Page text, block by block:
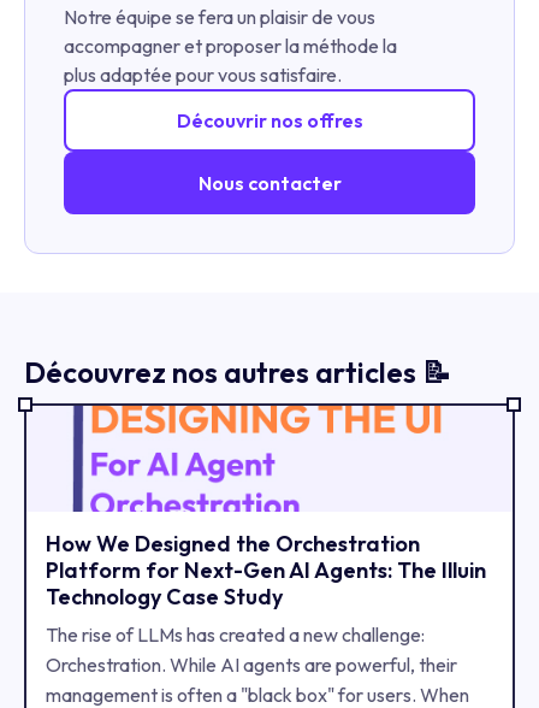
Notre équipe se fera un plaisir de vous
accompagner et proposer la méthode la
plus adaptée pour vous satisfaire.
Découvrir nos offres
Nous contacter
Découvrez nos autres articles 📝
How We Designed the Orchestration
Platform for Next-Gen AI Agents: The Illuin
Technology Case Study
The rise of LLMs has created a new challenge:
Orchestration. While AI agents are powerful, their
management is often a "black box" for users. When